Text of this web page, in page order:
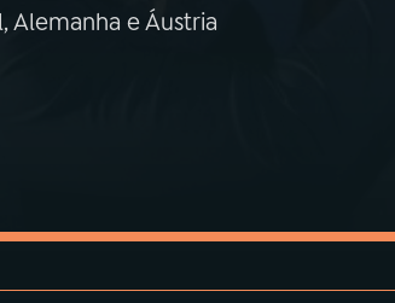
Alemanha e Áustria